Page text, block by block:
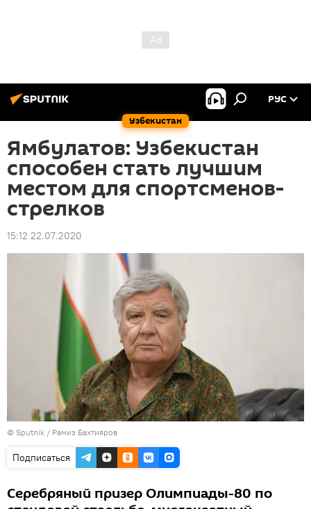
Узбекистан
РУС
Ямбулатов: Узбекистан
способен стать лучшим
местом для спортсменов-
стрелков
15:12 22.07.2020
© Sputnik / Рамиз Бахтияров
Подписаться
Серебряный призер Олимпиады-80 по